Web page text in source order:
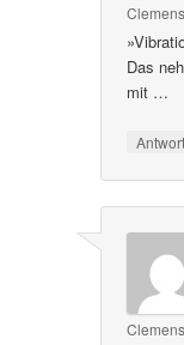
Clemens
Das
mit …
Clemens